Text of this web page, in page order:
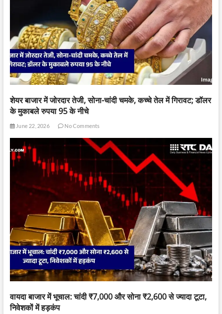
शेयर बाजार में जोरदार तेजी, सोना-चांदी चमके, कच्चे तेल में गिरावट; डॉलर
के मुकाबले रुपया 95 के नीचे
June 22, 2026 No Comments
वायदा बाजार में भूचाल: चांदी ₹7,000 और सोना ₹2,600 से ज्यादा टूटा,
निवेशकों में हड़कंप